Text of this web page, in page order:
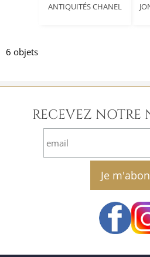
ANTIQUITÉS CHANEL
6 objets
RECEVEZ NOTRE